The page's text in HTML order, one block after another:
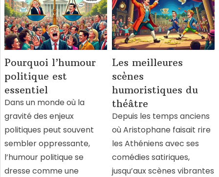
Pourquoi l’humour
politique est
essentiel
Dans un monde où la
gravité des enjeux
politiques peut souvent
sembler oppressante,
l’humour politique se
dresse comme une
Les meilleures
scènes
humoristiques du
théâtre
Depuis les temps anciens
où Aristophane faisait rire
les Athéniens avec ses
comédies satiriques,
jusqu’aux scènes vibrantes